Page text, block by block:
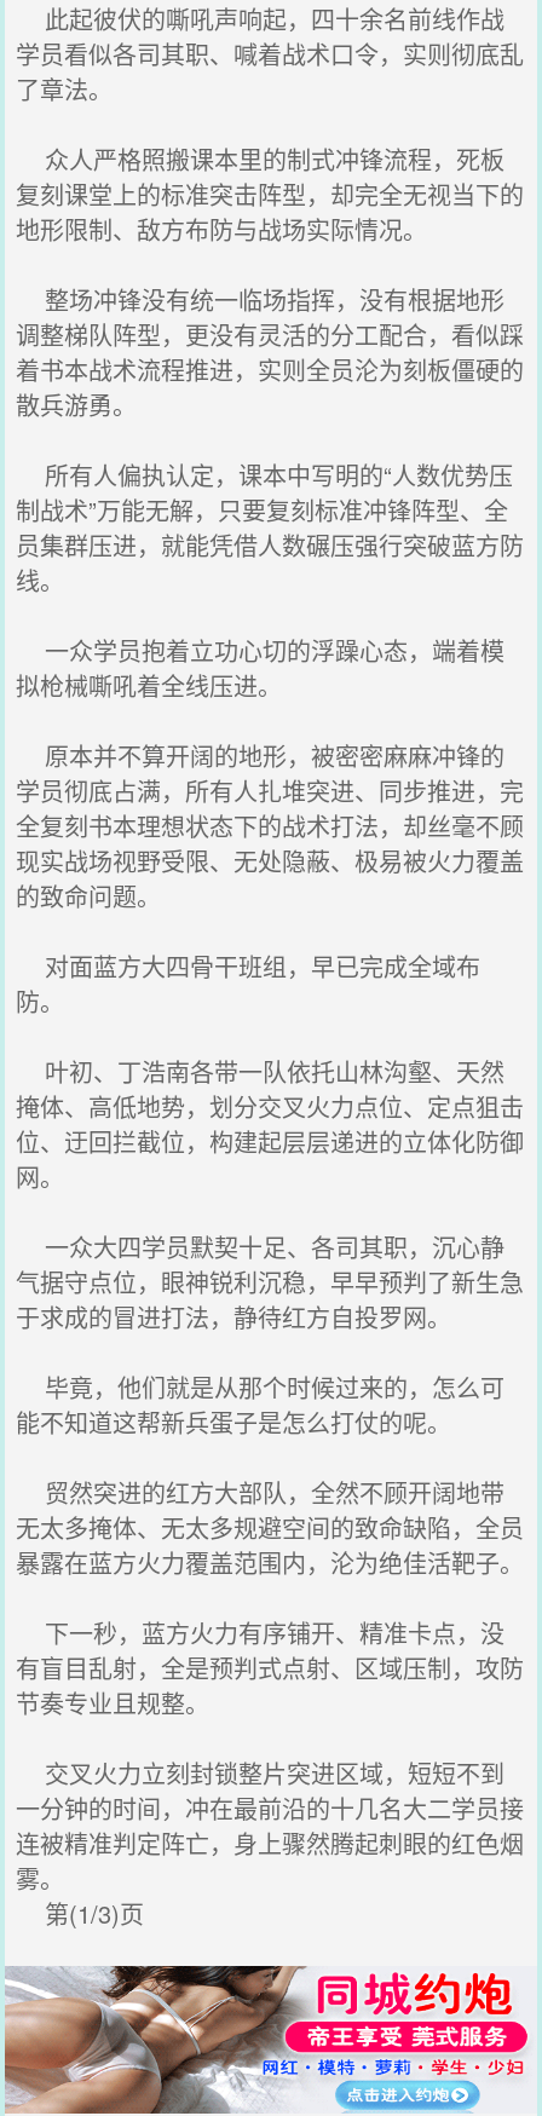
此起彼伏的嘶吼声响起，四十余名前线作战
学员看似各司其职、喊着战术口令，实则彻底乱
了章法。
众人严格照搬课本里的制式冲锋流程，死板
复刻课堂上的标准突击阵型，却完全无视当下的
地形限制、敌方布防与战场实际情况。
整场冲锋没有统一临场指挥，没有根据地形
调整梯队阵型，更没有灵活的分工配合，看似踩
着书本战术流程推进，实则全员沦为刻板僵硬的
散兵游勇。
所有人偏执认定，课本中写明的“人数优势压
制战术”万能无解，只要复刻标准冲锋阵型、全
员集群压进，就能凭借人数碾压强行突破蓝方防
线。
一众学员抱着立功心切的浮躁心态，端着模
拟枪械嘶吼着全线压进。
原本并不算开阔的地形，被密密麻麻冲锋的
学员彻底占满，所有人扎堆突进、同步推进，完
全复刻书本理想状态下的战术打法，却丝毫不顾
现实战场视野受限、无处隐蔽、极易被火力覆盖
的致命问题。
对面蓝方大四骨干班组，早已完成全域布
防。
叶初、丁浩南各带一队依托山林沟壑、天然
掩体、高低地势，划分交叉火力点位、定点狙击
位、迂回拦截位，构建起层层递进的立体化防御
网。
一众大四学员默契十足、各司其职，沉心静
气据守点位，眼神锐利沉稳，早早预判了新生急
于求成的冒进打法，静待红方自投罗网。
毕竟，他们就是从那个时候过来的，怎么可
能不知道这帮新兵蛋子是怎么打仗的呢。
贸然突进的红方大部队，全然不顾开阔地带
无太多掩体、无太多规避空间的致命缺陷，全员
暴露在蓝方火力覆盖范围内，沦为绝佳活靶子。
下一秒，蓝方火力有序铺开、精准卡点，没
有盲目乱射，全是预判式点射、区域压制，攻防
节奏专业且规整。
交叉火力立刻封锁整片突进区域，短短不到
一分钟的时间，冲在最前沿的十几名大二学员接
连被精准判定阵亡，身上骤然腾起刺眼的红色烟
雾。
第(1/3)页